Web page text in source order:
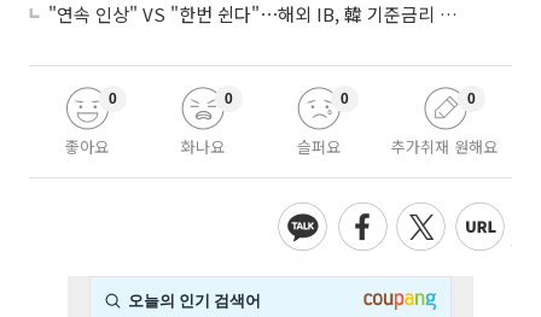
"연속 인상" VS "한번 쉰다"⋯해외 IB, 韓 기준금리 두고 '견해 차' 팽팽
좋아요
0
화나요
0
슬퍼요
0
추가취재 원해요
0